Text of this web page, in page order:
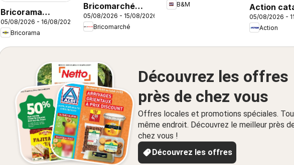
Bricorama
catalogue
05/08/2026 - 16/08/2026
Bricorama
Bricomarché
catalogue
05/08/2026 - 15/08/2026
Bricomarché
B&M
Action
05/08/2026 -
Action
Découvrez les offres
près de chez vous
Offres locales et promotions spéciales.
même endroit. Découvrez le meilleur près
chez vous !
Découvrez les offres